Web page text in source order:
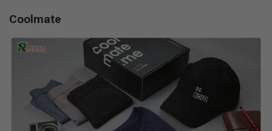
Coolmate